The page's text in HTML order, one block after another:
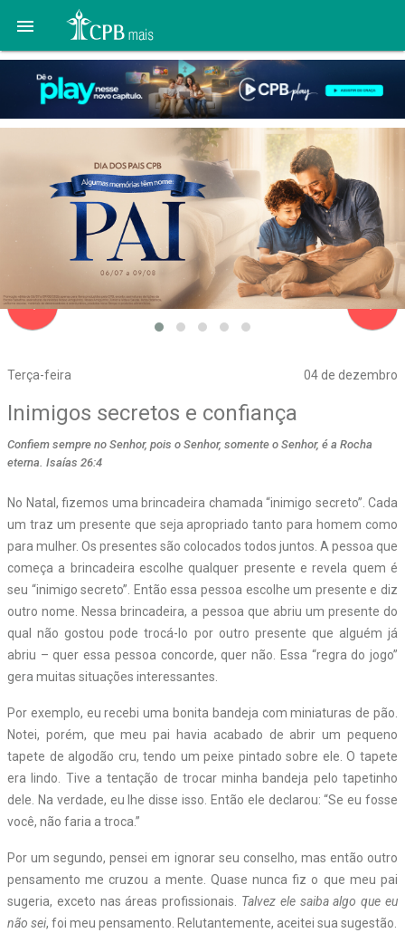

Terça-feira 04 de dezembro
navigate_before
Inimigos secretos e confiança
Confiem sempre no Senhor, pois o Senhor, somente o Senhor, é a Rocha
eterna. Isaías 26:4
No Natal, fizemos uma brincadeira chamada “inimigo secreto”. Cada
um traz um presente que seja apropriado tanto para homem como
para mulher. Os presentes são colocados todos juntos. A pessoa que
começa a brincadeira escolhe qualquer presente e revela quem é
seu “inimigo secreto”. Então essa pessoa escolhe um presente e diz
outro nome. Nessa brincadeira, a pessoa que abriu um presente do
qual não gostou pode trocá-lo por outro presente que alguém já
abriu – quer essa pessoa concorde, quer não. Essa “regra do jogo”
gera muitas situações interessantes.
Por exemplo, eu recebi uma bonita bandeja com miniaturas de pão.
Notei, porém, que meu pai havia acabado de abrir um pequeno
tapete de algodão cru, tendo um peixe pintado sobre ele. O tapete
era lindo. Tive a tentação de trocar minha bandeja pelo tapetinho
dele. Na verdade, eu lhe disse isso. Então ele declarou: “Se eu fosse
você, não faria a troca.”
Por um segundo, pensei em ignorar seu conselho, mas então outro
pensamento me cruzou a mente. Quase nunca fiz o que meu pai
sugeria, exceto nas áreas profissionais. Talvez ele saiba algo que eu
não sei, foi meu pensamento. Relutantemente, aceitei sua sugestão.
navigate_next